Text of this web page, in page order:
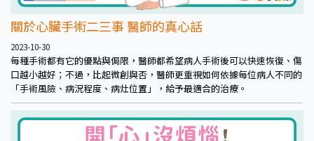
關於心臟手術二三事 醫師的真心話
2023-10-30
每種手術都有它的優點與侷限，醫師都希望病人手術後可以快速恢復、傷
口越小越好；不過，比起微創與否，醫師更重視如何依據每位病人不同的
「手術風險、病況程度、病灶位置」，給予最適合的治療。